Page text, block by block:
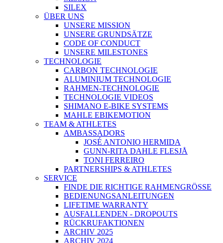
SILEX
ÜBER UNS
UNSERE MISSION
UNSERE GRUNDSÄTZE
CODE OF CONDUCT
UNSERE MILESTONES
TECHNOLOGIE
CARBON TECHNOLOGIE
ALUMINIUM TECHNOLOGIE
RAHMEN-TECHNOLOGIE
TECHNOLOGIE VIDEOS
SHIMANO E-BIKE SYSTEMS
MAHLE EBIKEMOTION
TEAM & ATHLETES
AMBASSADORS
JOSÉ ANTONIO HERMIDA
GUNN-RITA DAHLE FLESJÅ
TONI FERREIRO
PARTNERSHIPS & ATHLETES
SERVICE
FINDE DIE RICHTIGE RAHMENGRÖSSE
BEDIENUNGSANLEITUNGEN
LIFETIME WARRANTY
AUSFALLENDEN - DROPOUTS
RÜCKRUFAKTIONEN
ARCHIV 2025
ARCHIV 2024